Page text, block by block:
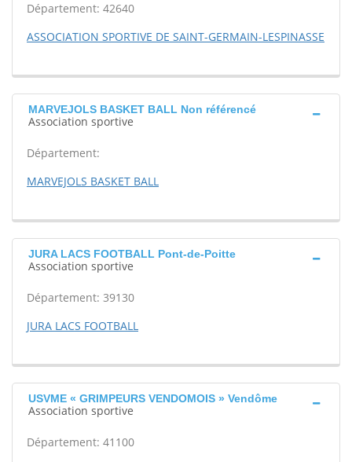
Département: 42640
ASSOCIATION SPORTIVE DE SAINT-GERMAIN-LESPINASSE
MARVEJOLS BASKET BALL Non référencé
Association sportive
Département:
MARVEJOLS BASKET BALL
JURA LACS FOOTBALL Pont-de-Poitte
Association sportive
Département: 39130
JURA LACS FOOTBALL
USVME « GRIMPEURS VENDOMOIS » Vendôme
Association sportive
Département: 41100